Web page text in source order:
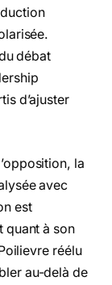
débat
d’ajuster
la
avec
est
quant à son
réélu
au-delà de